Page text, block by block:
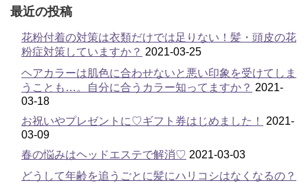
最近の投稿
花粉付着の対策は衣類だけでは足りない！髪・頭皮の花
粉症対策していますか？ 2021-03-25
ヘアカラーは肌色に合わせないと悪い印象を受けてしま
うことも…。自分に合うカラー知ってますか？ 2021-
03-18
お祝いやプレゼントに♡ギフト券はじめました！
2021-
03-09
春の悩みはヘッドエステで解消♡ 2021-03-03
どうして年齢を追うごとに髪にハリコシはなくなるの？